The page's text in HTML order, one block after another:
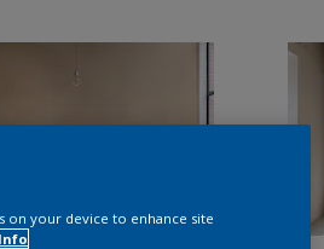
on your device to enhance site
Info